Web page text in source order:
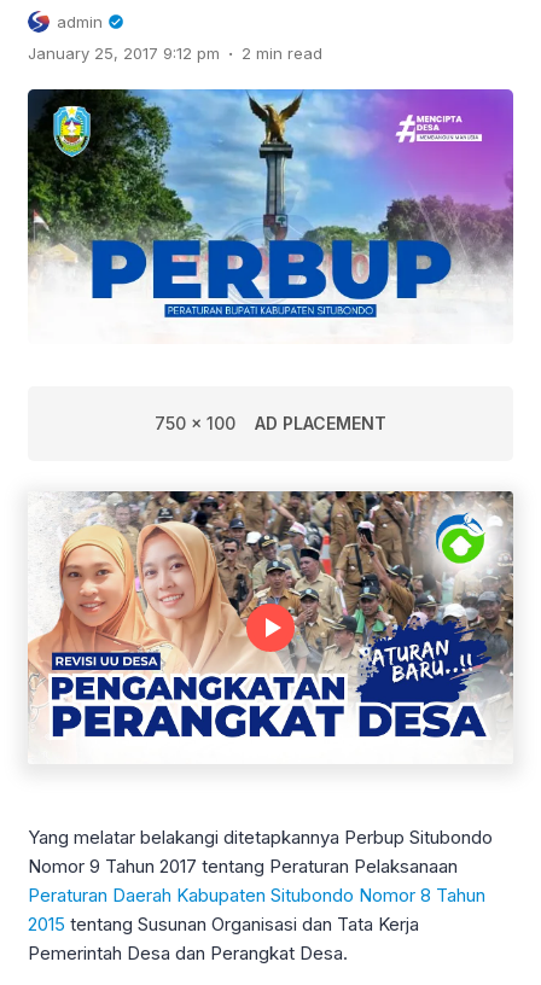
admin
January 25, 2017 9:12 pm . 2 min read
750 x 100 AD PLACEMENT
Yang melatar belakangi ditetapkannya Perbup Situbondo
Nomor 9 Tahun 2017 tentang Peraturan Pelaksanaan
Peraturan Daerah Kabupaten Situbondo Nomor 8 Tahun
2015 tentang Susunan Organisasi dan Tata Kerja
Pemerintah Desa dan Perangkat Desa.